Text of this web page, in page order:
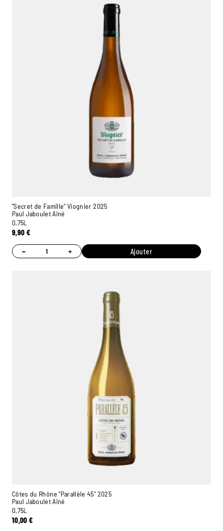
"Secret de Famille" Viognier 2025
Paul Jaboulet Aîné
0,75L
9,90 €
− + Ajouter
Côtes du Rhône "Parallèle 45" 2025
Paul Jaboulet Aîné
0,75L
10,00€